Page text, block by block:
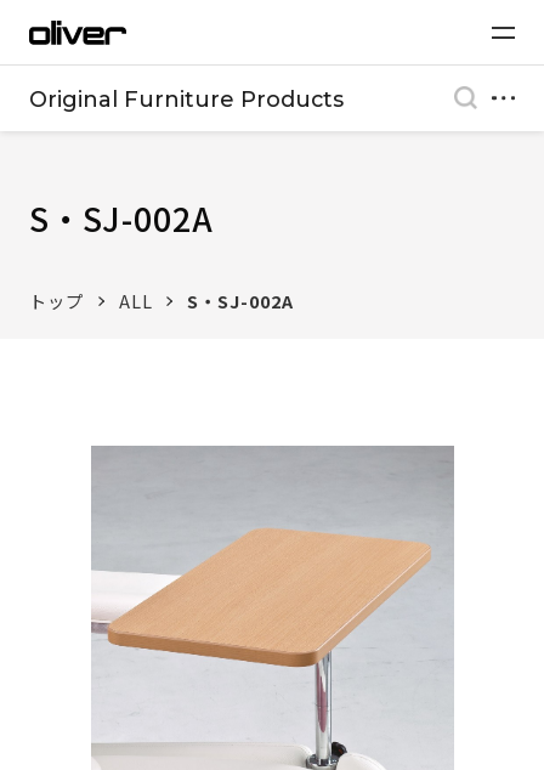
Original Furniture Products
S・SJ-002A
トップ ALL S・SJ-002A